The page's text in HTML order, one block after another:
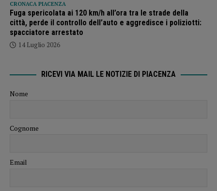
CRONACA PIACENZA
Fuga spericolata ai 120 km/h all’ora tra le strade della
città, perde il controllo dell’auto e aggredisce i poliziotti:
spacciatore arrestato
14 Luglio 2026
RICEVI VIA MAIL LE NOTIZIE DI PIACENZA
Nome
Cognome
Email